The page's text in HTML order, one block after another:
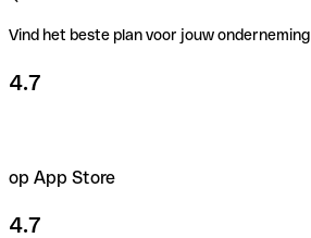
Vind het beste plan voor jouw onderneming
4.7
op App Store
4.7